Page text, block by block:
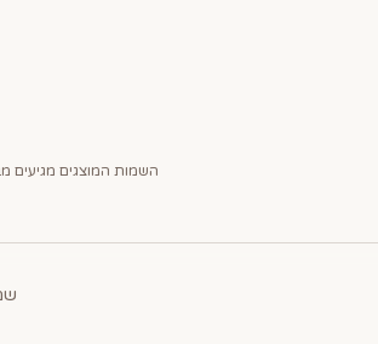
השמות המוצגים מגיעים